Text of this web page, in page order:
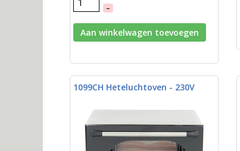
–
Aan winkelwagen toevoegen
1099CH Heteluchtoven - 230V